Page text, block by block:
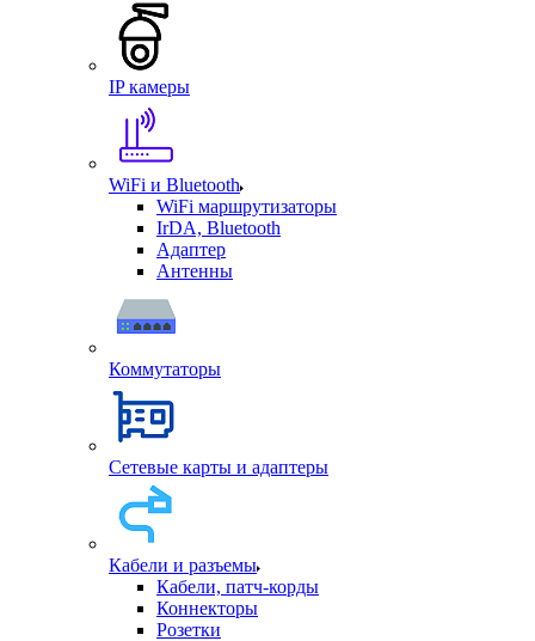
IP камеры
WiFi и Bluetooth
WiFi маршрутизаторы
IrDA, Bluetooth
Адаптер
Антенны
Коммутаторы
Сетевые карты и адаптеры
Кабели и разъемы
Кабели, патч-корды
Коннекторы
Розетки